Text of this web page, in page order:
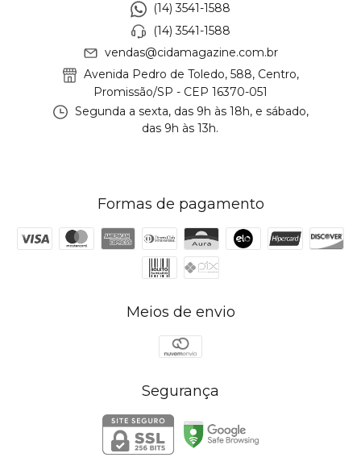
(14) 3541-1588
(14) 3541-1588
vendas@cidamagazine.com.br
Avenida Pedro de Toledo, 588, Centro,
Promissão/SP - CEP 16370-051
Segunda a sexta, das 9h às 18h, e sábado,
das 9h às 13h.
Formas de pagamento
Meios de envio
Segurança